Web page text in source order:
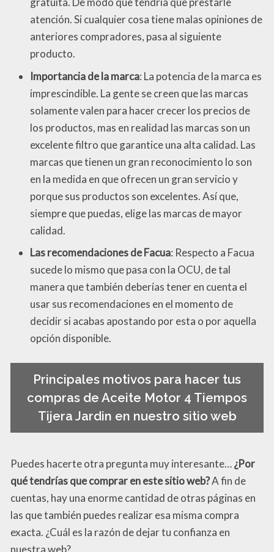
atención. Si cualquier cosa tiene malas opiniones de
anteriores compradores, pasa al siguiente
producto.
Importancia de la marca: La potencia de la marca es
imprescindible. La gente se creen que las marcas
solamente valen para hacer crecer los precios de
los productos, mas en realidad las marcas son un
excelente filtro que garantice una alta calidad. Las
marcas que tienen un gran reconocimiento lo son
en la medida en que ofrecen un gran servicio y
porque sus productos son excelentes. Así que,
siempre que puedas, elige las marcas de mayor
calidad.
Las recomendaciones de Facua: Respecto a Facua
sucede lo mismo que pasa con la OCU, de tal
manera que también deberías tener en cuenta el
usar sus recomendaciones en el momento de
decidir si acabas apostando por esta o por aquella
opción disponible.
Principales motivos para hacer tus
compras de Aceite Motor 4 Tiempos
Tijera Jardin en nuestro sitio web
Puedes hacerte otra pregunta muy interesante…¿Por
qué tendrías que comprar en este sitio web?A fin de
cuentas, hay una enorme cantidad de otras páginas en
las que también puedes realizar esa misma compra
exacta. ¿Cuál es la razón de dejar tu confianza en